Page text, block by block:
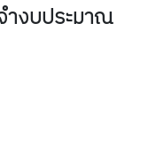
งบประมาณ